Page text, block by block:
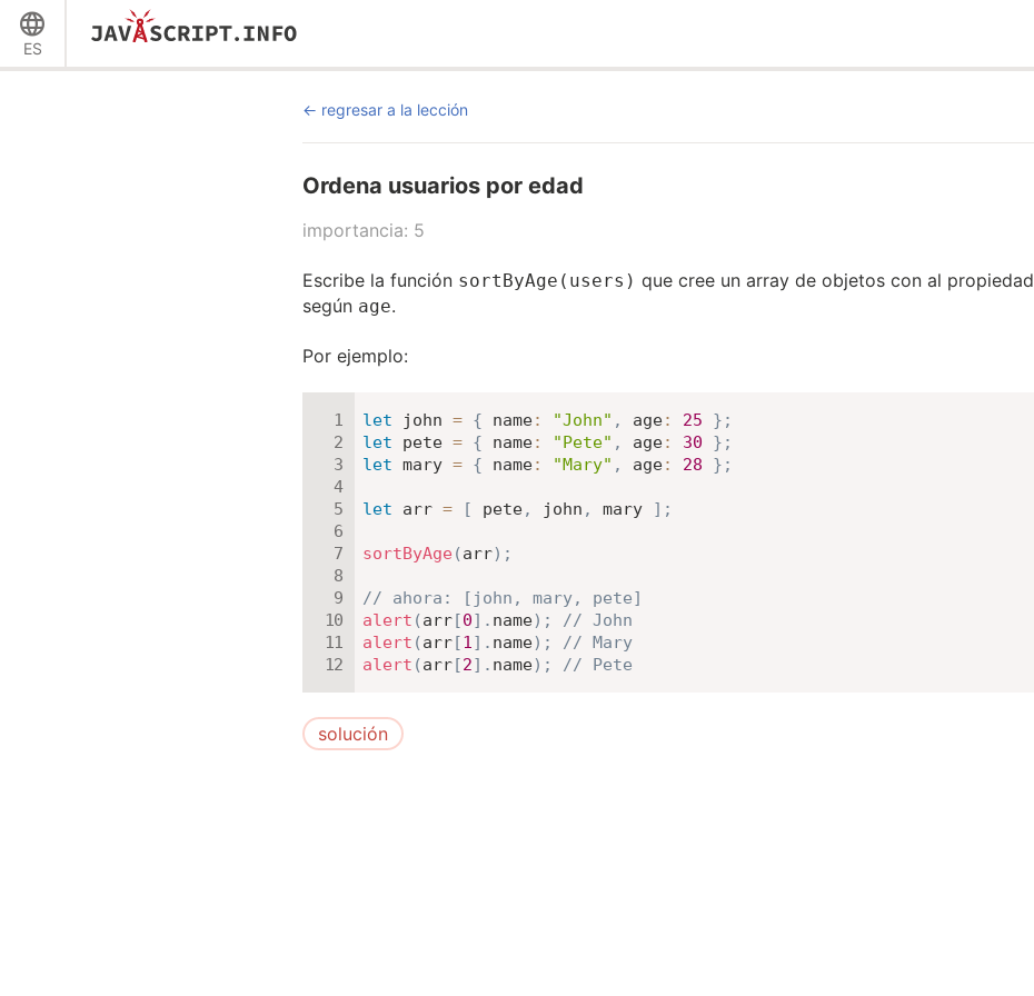
ES
regresar a la lección
Ordena usuarios por edad
importancia: 5
Escribe la función sortByAge(users) que cree un array de objetos con al propiedad
según age.
Por ejemplo:
let john = { name: "John" , age: 25 } ;
let pete = { name: "Pete" , age: 30 } ;
let mary = { name: "Mary" , age: 28 } ;
let arr = [ pete, john , mary ] ;
sortByAge (arr) ;
// ahora: [john, mary, pete]
alert (arr[0] . name) ;
// John
alert (arr[1] . name) ;
// Mary
alert (arr[2] . name) ; // Pete
solución